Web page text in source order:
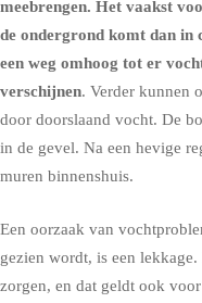
meebrengen. Het vaakst
de ondergrond komt dan in
een weg omhoog tot er
verschijnen. Verder kunnen
door doorslaand vocht. De
in de gevel. Na een hevige
muren binnenshuis.
Een oorzaak van
gezien wordt, is een
zorgen, en dat geldt ook